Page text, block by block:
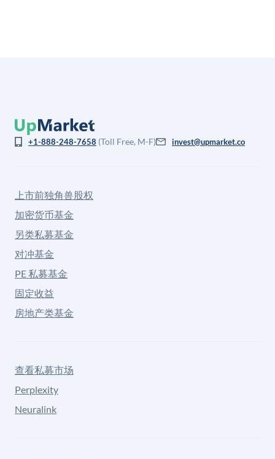
+1-888-248-7658 (Toll Free, M-F) invest@upmarket.co
上市前独角兽股权
加密货币基金
另类私募基金
对冲基金
PE 私募基金
固定收益
房地产类基金
查看私募市场
Perplexity
Neuralink